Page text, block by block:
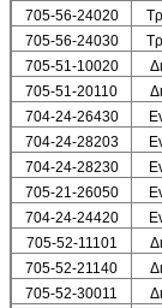
705-56-24020
705-56-24030
705-51-10020
705-51-20110
704-24-26430
704-24-28203
704-24-28230
705-21-26050
704-24-24420
705-52-11101
705-52-21140
705-52-30011